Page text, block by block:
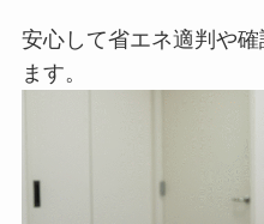
安心して省エネ適判や
ます。